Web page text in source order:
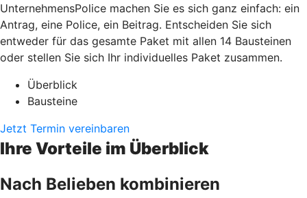
UnternehmensPolice machen Sie es sich ganz einfach: ein
Antrag, eine Police, ein Beitrag. Entscheiden Sie sich
entweder für das gesamte Paket mit allen 14 Bausteinen
oder stellen Sie sich Ihr individuelles Paket zusammen.
Überblick
Bausteine
Jetzt Termin vereinbaren
Ihre Vorteile im Überblick
Nach Belieben kombinieren